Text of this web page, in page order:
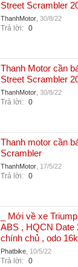
Street Scrambler
ThanhMotor 30/8/22
Trả lời: 0
Thanh Motor cần
Street Scrambler
ThanhMotor 30/8/22
Trả lời: 0
Thanh motor cần
Scrambler
ThanhMotor 17/5/22
Trả lời: 0
_ Mới về xe
ABS , HQCN Date
chính chủ , odo 16k
Phatbike 10/5/22
Trả lời: 0